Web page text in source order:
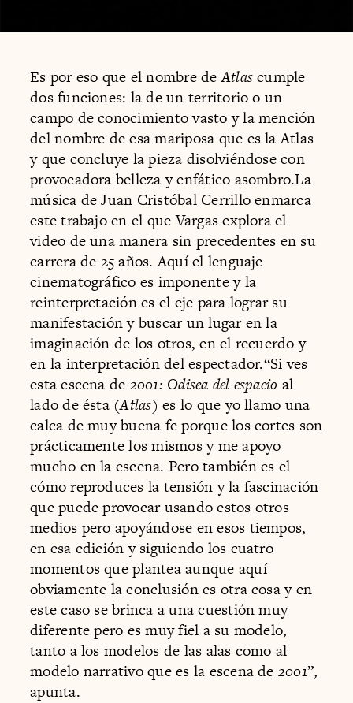
Es por eso que el nombre deAtlascumple
dos funciones: la de un territorio o un
campo de conocimiento vasto y la mención
del nombre de esa mariposa que es la Atlas
y que concluye la pieza disolviéndose con
provocadora belleza y enfático asombro.La
música de Juan Cristóbal Cerrillo enmarca
este trabajo en el que Vargas explora el
video de una manera sin precedentes en su
carrera de 25 años. Aquí el lenguaje
cinematográfico es imponente y la
reinterpretación es el eje para lograr su
manifestación y buscar un lugar en la
imaginación de los otros, en el recuerdo y
en la interpretación del espectador.“Si ves
esta escena de 2001: Odisea del espacio al
lado de ésta (Atlas) es lo que yo llamo una
calca de muy buena fe porque los cortes son
prácticamente los mismos y me apoyo
mucho en la escena. Pero también es el
cómo reproduces la tensión y la fascinación
que puede provocar usando estos otros
medios pero apoyándose en esos tiempos,
en esa edición y siguiendo los cuatro
momentos que plantea aunque aquí
obviamente la conclusión es otra cosa y en
este caso se brinca a una cuestión muy
diferente pero es muy fiel a su modelo,
tanto a los modelos de las alas como al
modelo narrativo que es la escena de 2001”,
apunta.